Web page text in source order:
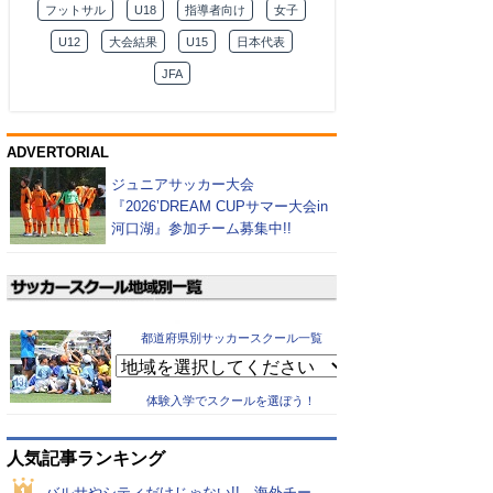
フットサル U18 指導者向け 女子
U12 大会結果 U15 日本代表
JFA
ADVERTORIAL
ジュニアサッカー大会
『2026’DREAM CUPサマー大会in
河口湖』参加チーム募集中!!
都道府県別サッカースクール一覧
体験入学でスクールを選ぼう！
人気記事ランキング